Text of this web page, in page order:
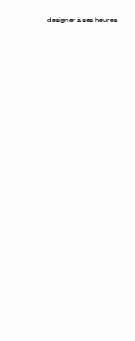
designer à ses heures